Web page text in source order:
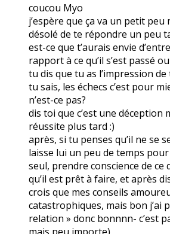
coucou Myo
j’espère que ça va un petit peu
désolé de te répondre un peu
est-ce que t’aurais envie
rapport à ce qu’il s’est passé
tu dis que tu as l’impression
tu sais, les échecs c’est pour
n’est-ce pas?
dis toi que c’est une
réussite plus tard :)
après, si tu penses qu’il ne se
laisse lui un peu de temps
seul, prendre conscience de ce
qu’il est prêt à faire, et après
crois que mes conseils
catastrophiques, mais bon j’ai
relation » donc bonnnn- c’est